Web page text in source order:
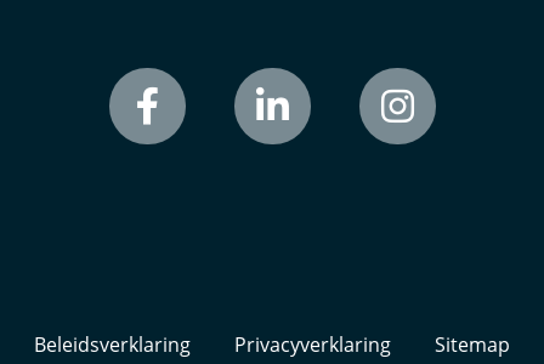
Beleidsverklaring Privacyverklaring Sitemap